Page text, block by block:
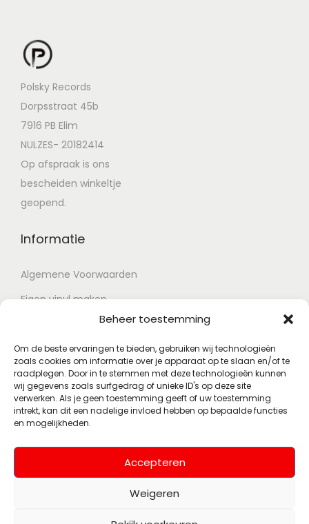
Beheer toestemming
Om de beste ervaringen te bieden, gebruiken wij technologieën
zoals cookies om informatie over je apparaat op te slaan en/of te
raadplegen. Door in te stemmen met deze technologieën kunnen
wij gegevens zoals surfgedrag of unieke ID's op deze site
verwerken. Als je geen toestemming geeft of uw toestemming
intrekt, kan dit een nadelige invloed hebben op bepaalde functies
en mogelijkheden.
Accepteren
Weigeren
Polsky Records
Dorpsstraat 45b
7916 PB Elim
NULZES- 20182414
Op afspraak is ons
bescheiden winkeltje
geopend.
Informatie
Algemene Voorwaarden
Eigen vinyl maken
Retour voorwaarden
Contact
Account
Mijn account
Wenslijst